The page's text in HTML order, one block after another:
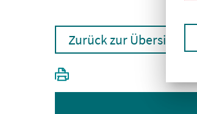
Zurück zur Übersicht